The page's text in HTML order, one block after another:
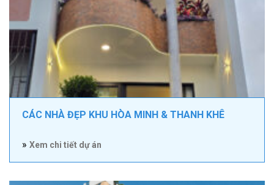
CÁC NHÀ ĐẸP KHU HÒA MINH & THANH KHÊ
» Xem chi tiết dự án